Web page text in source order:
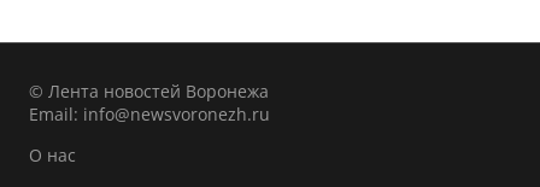
© Лента новостей Воронежа
Email: info@newsvoronezh.ru
О нас